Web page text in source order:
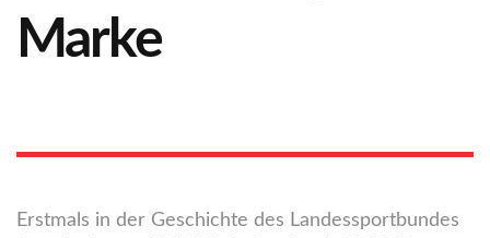
Marke
Erstmals in der Geschichte des Landessportbundes